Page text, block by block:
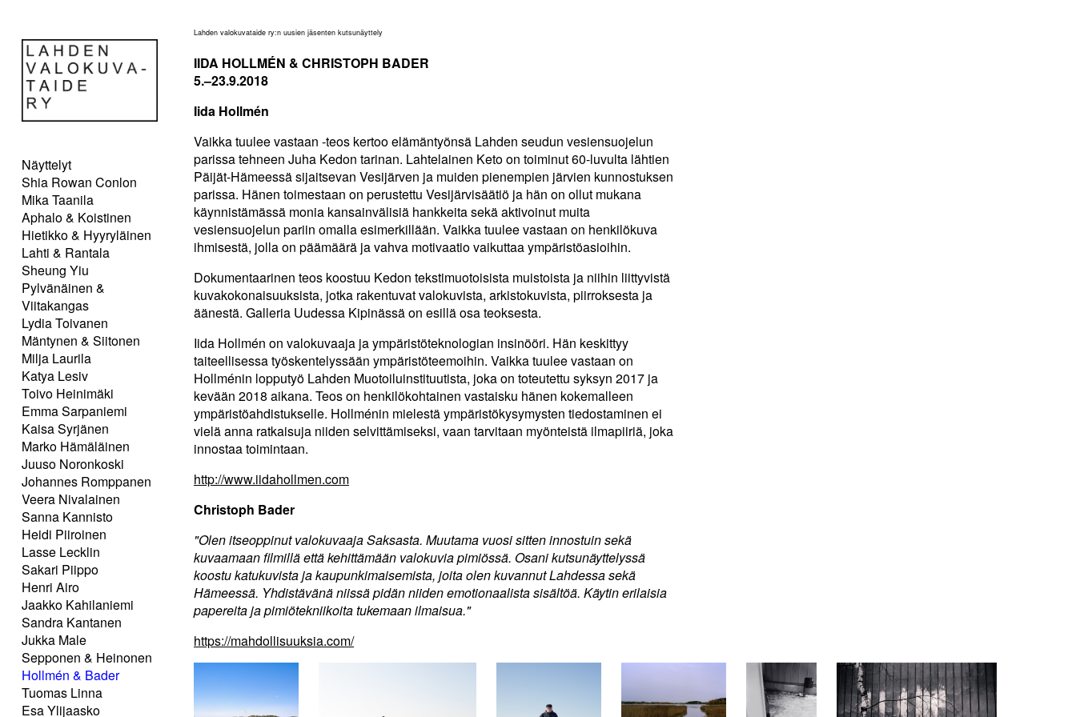
Näyttelyt
Shia Rowan Conlon
Mika Taanila
Aphalo & Koistinen
Hietikko & Hyyryläinen
Lahti & Rantala
Sheung Yiu
Pylvänäinen &
Viitakangas
Lydia Toivanen
Mäntynen & Siitonen
Milja Laurila
Katya Lesiv
Toivo Heinimäki
Emma Sarpaniemi
Kaisa Syrjänen
Marko Hämäläinen
Juuso Noronkoski
Johannes Romppanen
Veera Nivalainen
Sanna Kannisto
Heidi Piiroinen
Lasse Lecklin
Sakari Piippo
Henri Airo
Jaakko Kahilaniemi
Sandra Kantanen
Jukka Male
Sepponen & Heinonen
Hollmén & Bader
Tuomas Linna
Esa Ylijaasko
Lahden valokuvataide ry:n uusien jäsenten kutsunäyttely
IIDA HOLLMÉN & CHRISTOPH BADER
5.–23.9.2018
Iida Hollmén
Vaikka tuulee vastaan -teos kertoo elämäntyönsä Lahden seudun vesiensuojelun
parissa tehneen Juha Kedon tarinan. Lahtelainen Keto on toiminut 60-luvulta lähtien
Päijät-Hämeessä sijaitsevan Vesijärven ja muiden pienempien järvien kunnostuksen
parissa. Hänen toimestaan on perustettu Vesijärvisäätiö ja hän on ollut mukana
käynnistämässä monia kansainvälisiä hankkeita sekä aktivoinut muita
vesiensuojelun pariin omalla esimerkillään. Vaikka tuulee vastaan on henkilökuva
ihmisestä, jolla on päämäärä ja vahva motivaatio vaikuttaa ympäristöasioihin.
Dokumentaarinen teos koostuu Kedon tekstimuotoisista muistoista ja niihin liittyvistä
kuvakokonaisuuksista, jotka rakentuvat valokuvista, arkistokuvista, piirroksesta ja
äänestä. Galleria Uudessa Kipinässä on esillä osa teoksesta.
Iida Hollmén on valokuvaaja ja ympäristöteknologian insinööri. Hän keskittyy
taiteellisessa työskentelyssään ympäristöteemoihin. Vaikka tuulee vastaan on
Hollménin lopputyö Lahden Muotoiluinstituutista, joka on toteutettu syksyn 2017 ja
kevään 2018 aikana. Teos on henkilökohtainen vastaisku hänen kokemalleen
ympäristöahdistukselle. Hollménin mielestä ympäristökysymysten tiedostaminen ei
vielä anna ratkaisuja niiden selvittämiseksi, vaan tarvitaan myönteistä ilmapiiriä, joka
innostaa toimintaan.
http://www.iidahollmen.com
Christoph Bader
"Olen itseoppinut valokuvaaja Saksasta. Muutama vuosi sitten innostuin sekä
kuvaamaan filmillä että kehittämään valokuvia pimiössä. Osani kutsunäyttelyssä
koostu katukuvista ja kaupunkimaisemista, joita olen kuvannut Lahdessa sekä
Hämeessä. Yhdistävänä niissä pidän niiden emotionaalista sisältöä. Käytin erilaisia
papereita ja pimiötekniikoita tukemaan ilmaisua."
https://mahdollisuuksia.com/